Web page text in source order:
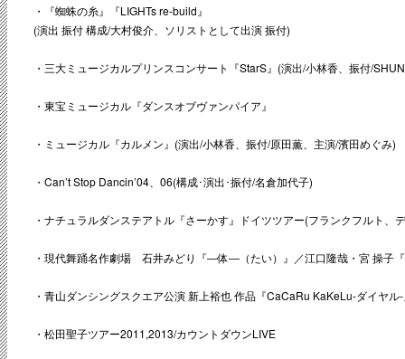
・『蜘蛛の糸』『LIGHTs re-build』
(演出 振付 構成/大村俊介、ソリストとして出演 振付)
・三大ミュージカルプリンスコンサート『StarS』(演出/小林香、振付/
・東宝ミュージカル『ダンスオブヴァンパイア』
・ミュージカル『カルメン』(演出/小林香、振付/原田薫、主演/濱田めぐみ)
・Can’t Stop Dancin’04、06(構成･演出･振付/名倉加代子)
・ナチュラルダンステアトル『さーかす』ドイツツアー(フランクフルト、
・現代舞踊名作劇場 石井みどり『―体―（たい）』／江口隆哉・宮 操子
・青山ダンシングスクエア公演 新上裕也 作品『CaCaRu KaKeLu-ダイヤ
・松田聖子ツアー2011,2013/カウントダウンLIVE